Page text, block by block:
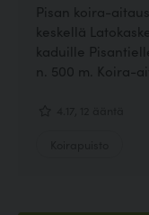
Pisan koira-
keskellä
kaduille
n. 500 m. Koira-